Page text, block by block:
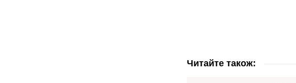
Читайте також: